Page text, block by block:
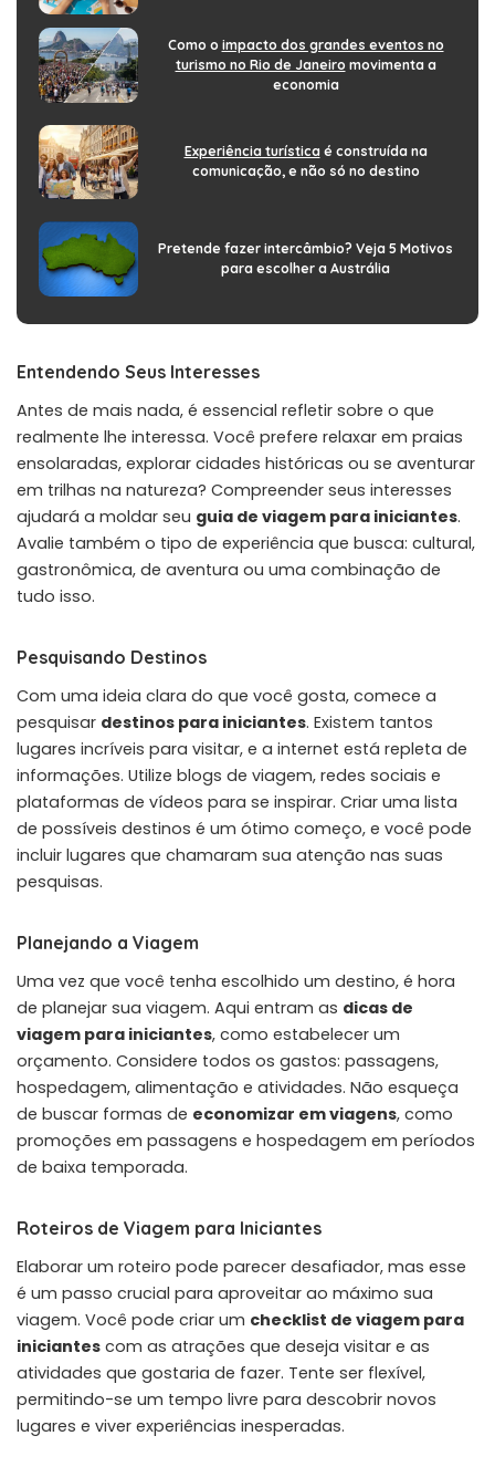
Como o impacto dos grandes eventos no
turismo no Rio de Janeiro movimenta a
economia
Experiência turísticaé construída na
comunicação, e não só no destino
Pretende fazer intercâmbio? Veja 5 Motivos
para escolher a Austrália
Entendendo Seus Interesses
Antes de mais nada, é essencial refletir sobre o que
realmente lhe interessa. Você prefere relaxar em praias
ensolaradas, explorar cidades históricas ou se aventurar
em trilhas na natureza? Compreender seus interesses
ajudará a moldar seu guia de viagem para iniciantes.
Avalie também o tipo de experiência que busca: cultural,
gastronômica, de aventura ou uma combinação de
tudo isso.
Pesquisando Destinos
Com uma ideia clara do que você gosta, comece a
pesquisar destinos para iniciantes. Existem tantos
lugares incríveis para visitar, e a internet está repleta de
informações. Utilize blogs de viagem, redes sociais e
plataformas de vídeos para se inspirar. Criar uma lista
de possíveis destinos é um ótimo começo, e você pode
incluir lugares que chamaram sua atenção nas suas
pesquisas.
Planejando a Viagem
Uma vez que você tenha escolhido um destino, é hora
de planejar sua viagem. Aqui entram as dicas de
viagem para iniciantes, como estabelecer um
orçamento. Considere todos os gastos: passagens,
hospedagem, alimentação e atividades. Não esqueça
de buscar formas de economizar em viagens, como
promoções em passagens e hospedagem em períodos
de baixa temporada.
Roteiros de Viagem para Iniciantes
Elaborar um roteiro pode parecer desafiador, mas esse
é um passo crucial para aproveitar ao máximo sua
viagem. Você pode criar um checklist de viagem para
iniciantes com as atrações que deseja visitar e as
atividades que gostaria de fazer. Tente ser flexível,
permitindo-se um tempo livre para descobrir novos
lugares e viver experiências inesperadas.